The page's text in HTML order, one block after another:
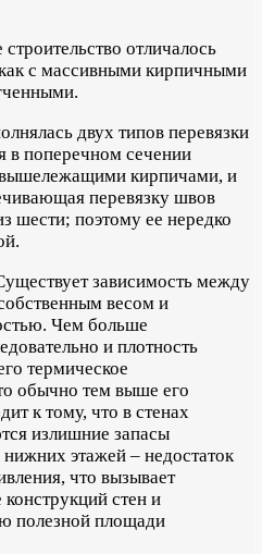
отличалось
с массивными кирпичными
двух типов перевязки
поперечном сечении
вышележащими кирпичами, и
перевязку швов
шести; поэтому ее нередко
зависимость между
весом и
Чем больше
и плотность
термическое
обычно тем выше его
к тому, что в стенах
излишние запасы
этажей – недостаток
что вызывает
стен и
полезной площади